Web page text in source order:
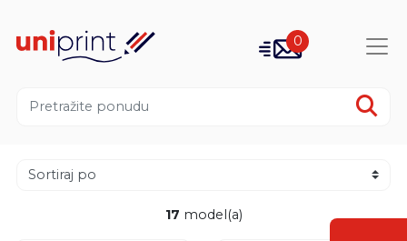
0
17 model(a)